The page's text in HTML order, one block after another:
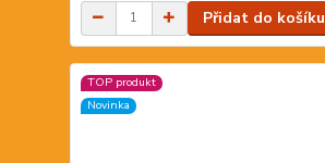
Přidat do košíku
TOP produkt
Novinka